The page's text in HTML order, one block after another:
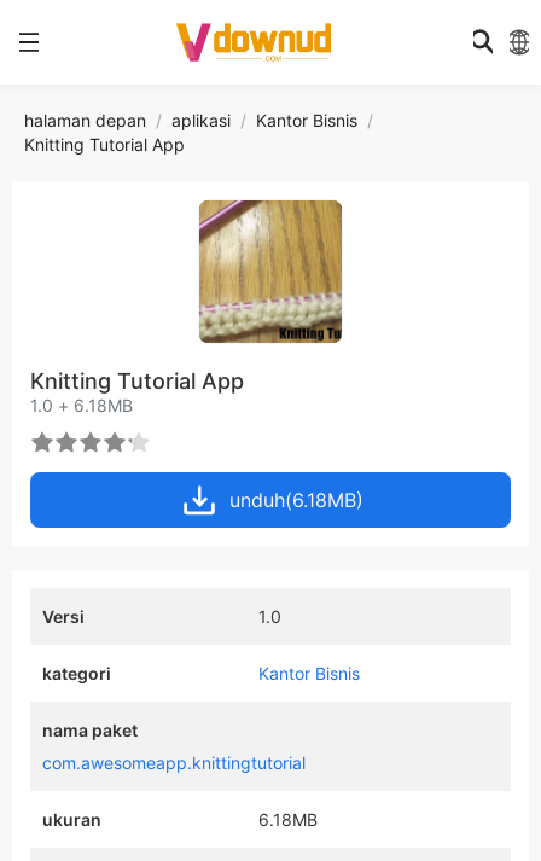
halaman depan aplikasi
Kantor Bisnis
Knitting Tutorial App
Knitting Tutorial App
1.0 + 6.18MB
unduh(6.18MB)
Versi 1.0
kategori Kantor Bisnis
nama paket
com.awesomeapp.knittingtutorial
ukuran 6.18MB